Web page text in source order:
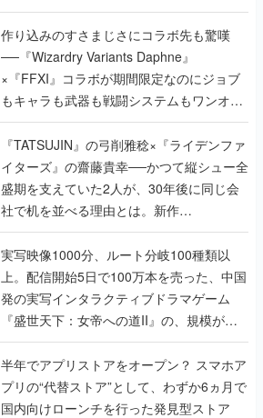
作り込みのすさまじさにコラボ先も驚嘆
──『Wizardry Variants Daphne』
×『FFXI』コラボが期間限定なのにジョブ
もキャラも武器も戦闘システムもワンオフ
で作り込まれた理由を両ディレクターに聞
く
『TATSUJIN』の弓削雅稔×『ライデンファ
イターズ』の齋藤貴幸──かつて縦シュー全
盛期を支えていた2人が、30年後に同じ会
社で机を並べる理由とは。新作
『TATSUJIN EXTREME』で初タッグを組
んだレジェンド2人に訊く開発秘話
実写映像1000分、ルート分岐100種類以
上。配信開始5日で100万本を売った、中国
発の実写インタラクティブドラマゲーム
『盛世天下：女帝への道II』の、規模が違
うこだわりをプロデューサーに聞いた
半年でアプリストアをオープン？ スマホア
プリの“代替ストア”として、わずか6ヵ月で
国内向けローンチを行った発見型ストア